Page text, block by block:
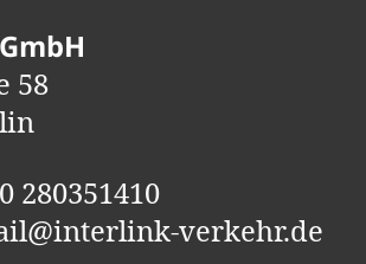
58
280351410
verkehr.de